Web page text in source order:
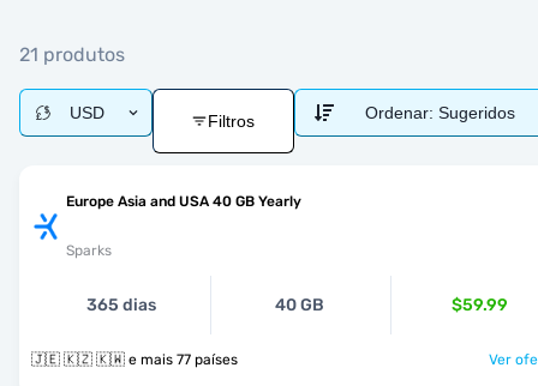
21 produtos
USD Filtros Ordenar: Sugeridos
Europe Asia and USA 40 GB Yearly
Sparks
365 dias 40 GB $59.99
🇯🇪 🇰🇿 🇰🇼 e mais 77 países Ver